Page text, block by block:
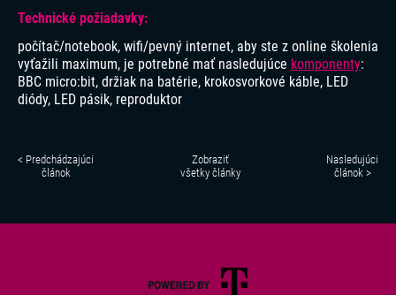
Technické požiadavky:
počítač/notebook, wifi/pevný internet, aby ste z online školenia
vyťažili maximum, je potrebné mať nasledujúce komponenty:
BBC micro:bit, držiak na batérie, krokosvorkové káble, LED
diódy, LED pásik, reproduktor
< Predchádzajúci
článok
Zobraziť
všetky články
Nasledujúci
článok >